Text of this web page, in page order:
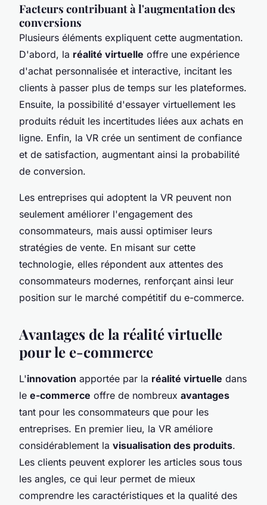
Facteurs contribuant à l'augmentation des
conversions
Plusieurs éléments expliquent cette augmentation.
D'abord, la réalité virtuelle offre une expérience
d'achat personnalisée et interactive, incitant les
clients à passer plus de temps sur les plateformes.
Ensuite, la possibilité d'essayer virtuellement les
produits réduit les incertitudes liées aux achats en
ligne. Enfin, la VR crée un sentiment de confiance
et de satisfaction, augmentant ainsi la probabilité
de conversion.
Les entreprises qui adoptent la VR peuvent non
seulement améliorer l'engagement des
consommateurs, mais aussi optimiser leurs
stratégies de vente. En misant sur cette
technologie, elles répondent aux attentes des
consommateurs modernes, renforçant ainsi leur
position sur le marché compétitif du e-commerce.
Avantages de la réalité virtuelle
pour le e-commerce
L'innovation apportée par la réalité virtuelle dans
le e-commerce offre de nombreux avantages
tant pour les consommateurs que pour les
entreprises. En premier lieu, la VR améliore
considérablement la visualisation des produits.
Les clients peuvent explorer les articles sous tous
les angles, ce qui leur permet de mieux
comprendre les caractéristiques et la qualité des